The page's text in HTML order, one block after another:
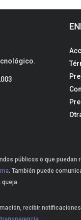
públicos o que
. También puede
recibir